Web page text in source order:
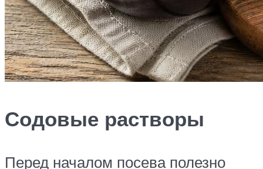
Содовые растворы
Перед началом посева полезно